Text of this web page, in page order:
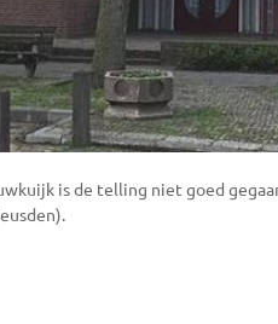
is de telling niet goed